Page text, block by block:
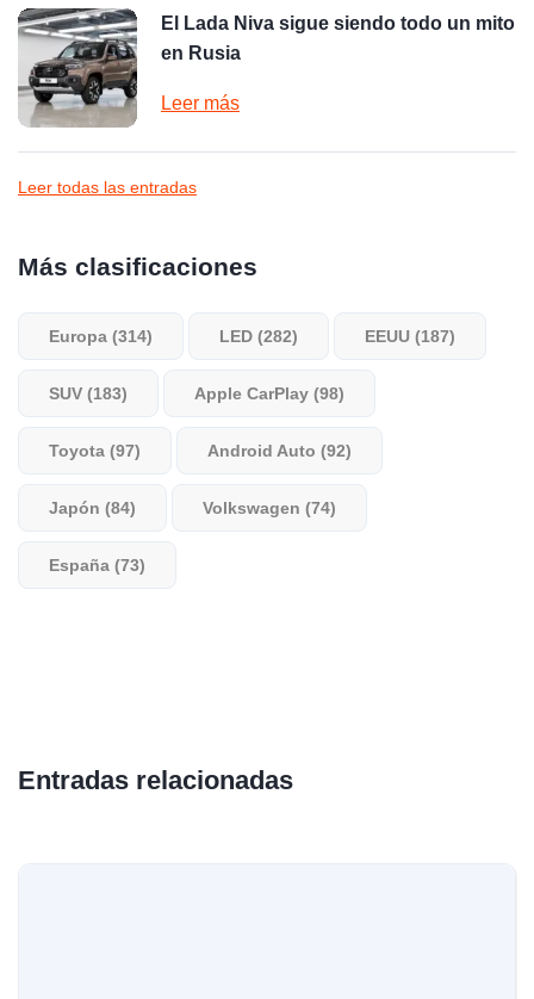
El Lada Niva sigue siendo todo un mito
en Rusia
Leer más
Leer todas las entradas
Más clasificaciones
Europa (314) LED (282) EEUU (187)
SUV (183) Apple CarPlay (98)
Toyota (97) Android Auto (92)
Japón (84) Volkswagen (74)
España (73)
Entradas relacionadas